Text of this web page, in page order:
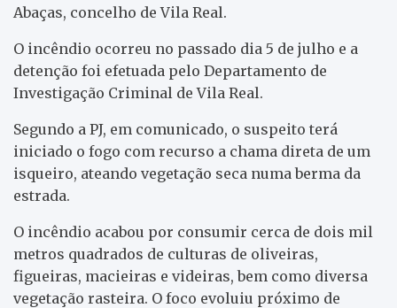
Abaças, concelho de Vila Real.
O incêndio ocorreu no passado dia 5 de julho e a
detenção foi efetuada pelo Departamento de
Investigação Criminal de Vila Real.
Segundo a PJ, em comunicado, o suspeito terá
iniciado o fogo com recurso a chama direta de um
isqueiro, ateando vegetação seca numa berma da
estrada.
O incêndio acabou por consumir cerca de dois mil
metros quadrados de culturas de oliveiras,
figueiras, macieiras e videiras, bem como diversa
vegetação rasteira. O foco evoluiu próximo de